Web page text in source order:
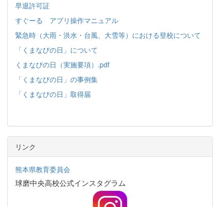
早退許可証
すぐーる アプリ操作マニュアル
緊急時（大雨・洪水・台風、大雪等）における登校について
「くまなびの日」について
くまなびの日（実施要項）.pdf
「くまなびの日」の事例集
「くまなびの日」取得届
リンク
熊本県教育委員会
球磨中央高校公式インスタグラム